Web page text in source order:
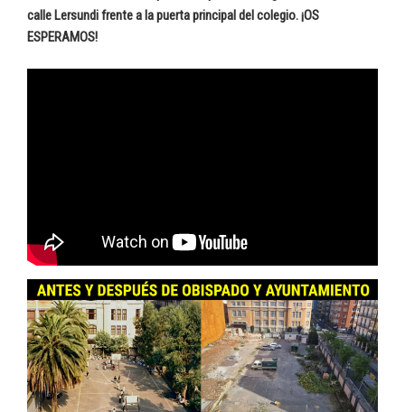
calle Lersundi frente a la puerta principal del colegio.¡OS
ESPERAMOS!